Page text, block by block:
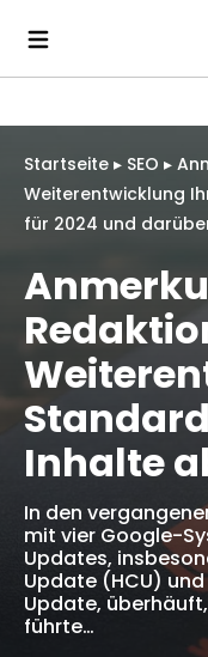
Startseite ▸ SEO ▸
Weiterentwicklung
für 2024 und
Inhalte
In den
mit vier Google-
Updates,
Update (HCU)
Update,
führte…